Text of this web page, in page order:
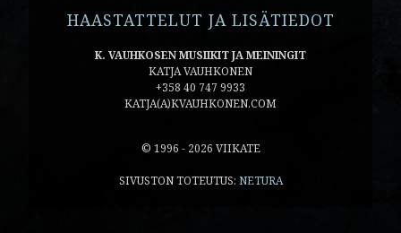
HAASTATTELUT JA LISÄTIEDOT
K. VAUHKOSEN MUSIIKIT JA MEININGIT
KATJA VAUHKONEN
+358 40 747 9933
KATJA(A)KVAUHKONEN.COM
© 1996 - 2026 VIIKATE
SIVUSTON TOTEUTUS: NETURA